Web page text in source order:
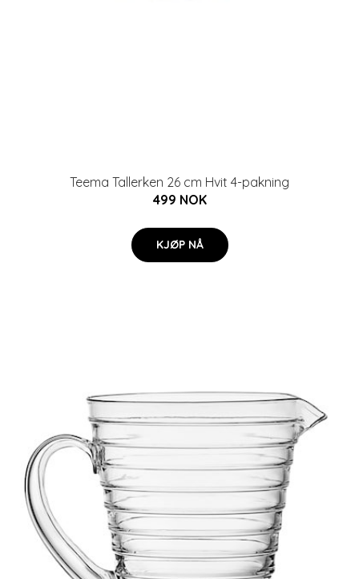
Teema Tallerken 26 cm Hvit 4-pakning
499 NOK
KJØP NÅ